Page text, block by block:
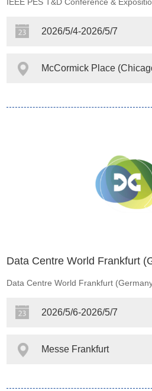
2026/5/4-2026/5/7
McCormick Place
Data Centre World Frankfurt
Data Centre World Frankfurt
2026/5/6-2026/5/7
Messe Frankfurt